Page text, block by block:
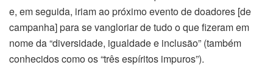
e, em seguida, iriam ao próximo evento de doadores [de
campanha] para se vangloriar de tudo o que fizeram em
nome da “diversidade, igualdade e inclusão” (também
conhecidos como os “três espíritos impuros”).